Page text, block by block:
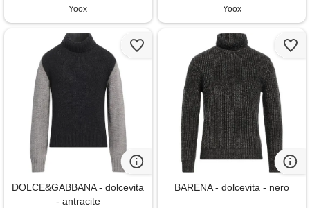
Yoox Yoox
DOLCE&GABBANA - dolcevita
- antracite
BARENA - dolcevita - nero